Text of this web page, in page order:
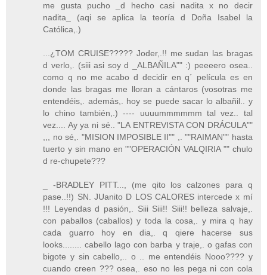
me gusta pucho _d hecho casi nadita x no decir
nadita_ (aqi se aplica la teoría d Doña Isabel la
Católica,.)
...¿TOM CRUISE????? Joder,.!! me sudan las bragas
d verlo,. (siii asi soy d _ALBAÑILA"" :) peeeero osea..
como q no me acabo d decidir en q´ película es en
donde las bragas me lloran a cántaros (vosotras me
entendéis,. además,. hoy se puede sacar lo albañil.. y
lo chino también,.) ---- uuuummmmmm tal vez.. tal
vez.... Ay ya ni sé.. "LA ENTREVISTA CON DRÁCULA""
,,, no sé,. "MISION IMPOSIBLE II"" ,. ""RAIMAN"" hasta
tuerto y sin mano en ""OPERACIÓN VALQIRIA "" chulo
d re-chupete???
_ -BRADLEY PITT..., (me qito los calzones para q
pase..!!) SN. JUanito D LOS CALORES intercede x mí
!!! Leyendas d pasión,. Siii Siii!! Siii!! belleza salvaje,.
con paballos (caballos) y toda la cosa,. y mira q hay
cada guarro hoy en dia,. q qiere hacerse sus
looks........ cabello lago con barba y traje,. o gafas con
bigote y sin cabello,.. o .. me entendéis Nooo???? y
cuando creen ??? osea,. eso no les pega ni con cola